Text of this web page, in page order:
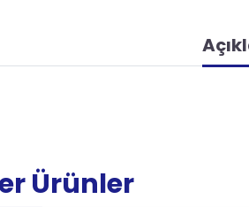
Ürünler